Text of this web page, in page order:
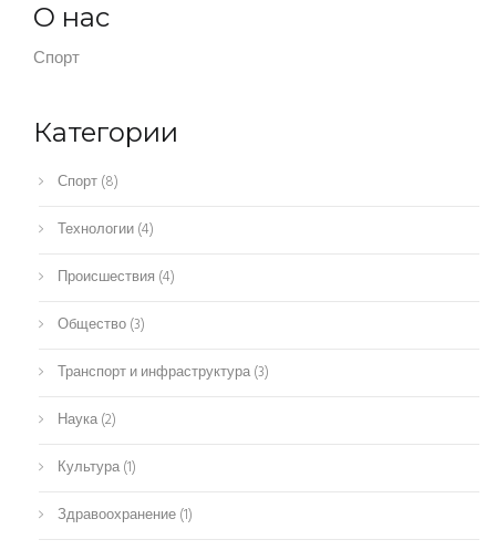
О нас
Спорт
Категории
Спорт(8)
Технологии(4)
Происшествия (4)
Общество(3)
Транспорт и инфраструктура(3)
Наука(2)
Культура(1)
Здравоохранение(1)